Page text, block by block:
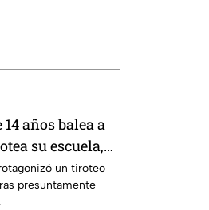
años balea a
su escuela,
15 heridosun tiroteo
presuntamente